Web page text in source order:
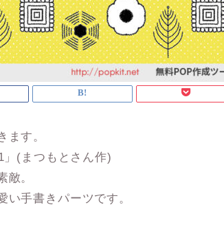
ます。
」(まつもとさん作)
敵。
い手書きパーツです。